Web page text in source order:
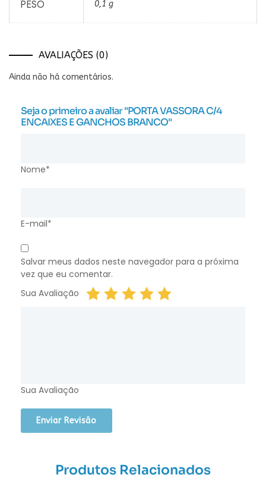
PESO 0,1 g
AVALIAÇÕES (0)
Ainda não há comentários.
Seja o primeiro a avaliar "PORTA VASSORA C/4
ENCAIXES E GANCHOS BRANCO"
Nome*
E-mail*
Salvar meus dados neste navegador para a próxima
vez que eu comentar.
Sua Avaliação
Sua Avaliação
Produtos Relacionados